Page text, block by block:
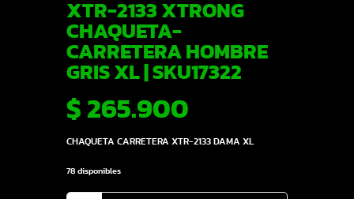
XTR-2133 XTRONG
CHAQUETA-
CARRETERA HOMBRE
GRIS XL | SKU17322
$ 265.900
CHAQUETA CARRETERA XTR-2133 DAMA XL
78 disponibles